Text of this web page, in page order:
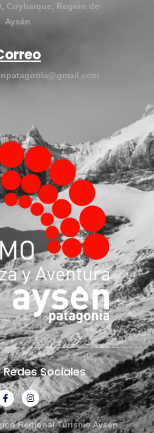
Coyhaique, Región de
Aysén
Sociales
Regional Turismo Aysén